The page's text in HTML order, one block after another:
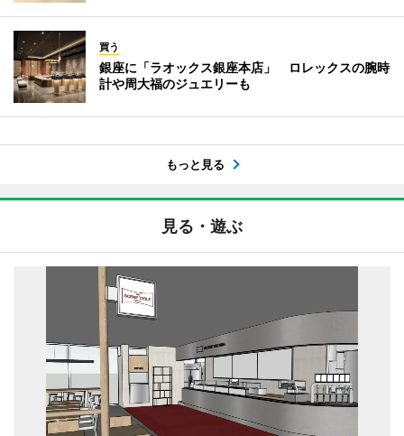
買う
銀座に「ラオックス銀座本店」 ロレックスの腕時
計や周大福のジュエリーも
もっと見る
見る・遊ぶ